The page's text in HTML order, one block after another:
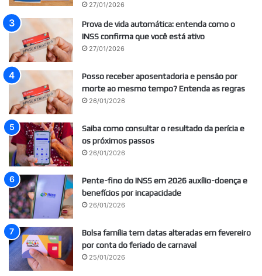
27/01/2026
Prova de vida automática: entenda como o
INSS confirma que você está ativo
27/01/2026
Posso receber aposentadoria e pensão por
morte ao mesmo tempo? Entenda as regras
26/01/2026
Saiba como consultar o resultado da perícia e
os próximos passos
26/01/2026
Pente-fino do INSS em 2026 auxílio-doença e
benefícios por incapacidade
26/01/2026
Bolsa família tem datas alteradas em fevereiro
por conta do feriado de carnaval
25/01/2026